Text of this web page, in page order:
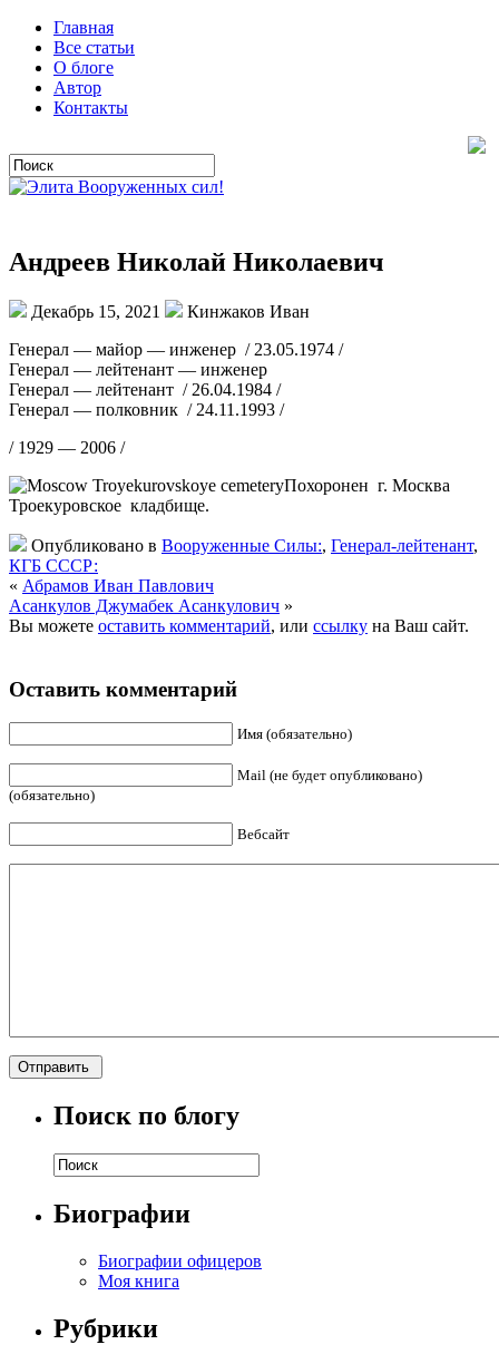
Главная
Все статьи
О блоге
Автор
Контакты
Андреев Николай Николаевич
Декабрь 15, 2021
Кинжаков Иван
Генерал — майор — инженер / 23.05.1974 /
Генерал — лейтенант — инженер
Генерал — лейтенант / 26.04.1984 /
Генерал — полковник / 24.11.1993 /
/ 1929 — 2006 /
Похоронен г. Москва
Троекуровское кладбище.
Опубликовано в Вооруженные Силы:, Генерал-лейтенант,
КГБ СССР:
« Абрамов Иван Павлович
Асанкулов Джумабек Асанкулович »
Вы можете оставить комментарий, или ссылку на Ваш сайт.
Оставить комментарий
Имя (обязательно)
Mail (не будет опубликовано)
(обязательно)
Вебсайт
Поиск по блогу
Биографии
Биографии офицеров
Моя книга
Рубрики